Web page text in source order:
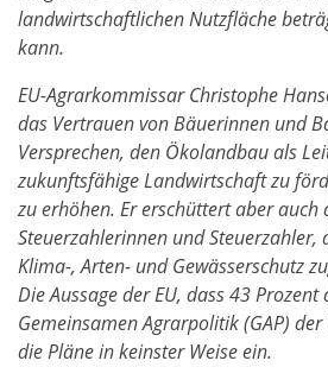
landwirtschaftlichen Nutzfläche
kann.
EU-Agrarkommissar Christophe
das Vertrauen von Bäuerinnen und
Versprechen, den Ökolandbau als
zukunftsfähige Landwirtschaft zu
zu erhöhen. Er erschüttert aber auch
Steuerzahlerinnen und Steuerzahler,
Klima-, Arten- und Gewässerschutz
Die Aussage der EU, dass 43 Prozent
Gemeinsamen Agrarpolitik (GAP)
die Pläne in keinster Weise ein.